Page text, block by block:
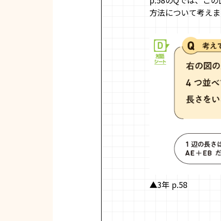
方法について考え
▲3年 p.58